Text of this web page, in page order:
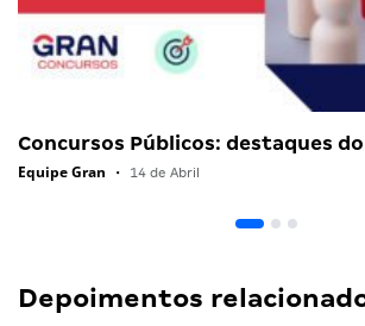
Concursos Públicos: destaques
Equipe Gran • 14 de Abril
Depoimentos